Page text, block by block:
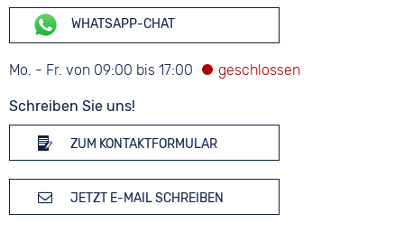
WHATSAPP-CHAT
Mo. - Fr. von 09:00 bis 17:00
Schreiben Sie uns!
ZUM KONTAKTFORMULAR
JETZT E-MAIL SCHREIBEN